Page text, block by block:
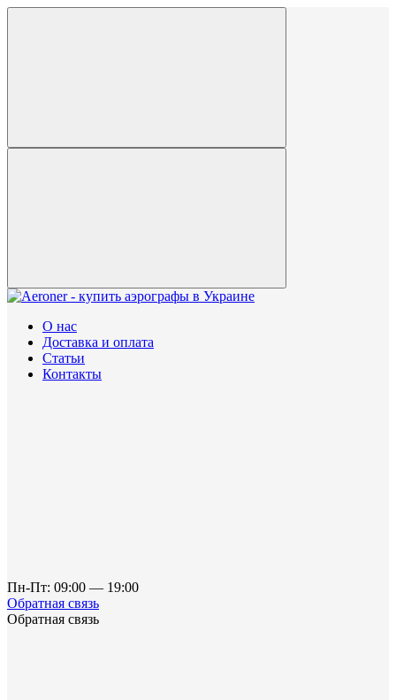
О нас
Доставка и оплата
Статьи
Контакты
Пн-Пт: 09:00 — 19:00
Обратная связь
Обратная связь